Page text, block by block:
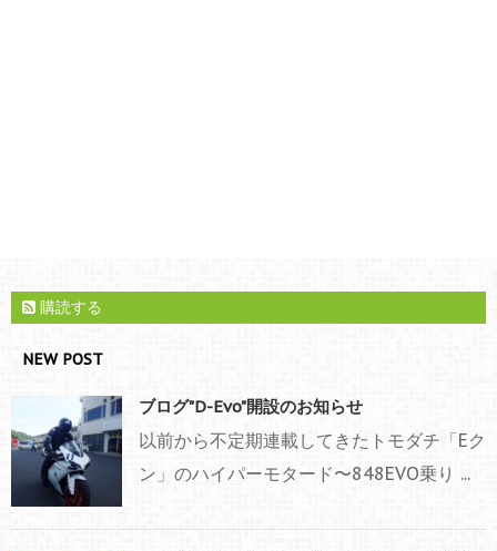
購読する
NEW POST
ブログ"D-Evo"開設のお知らせ
以前から不定期連載してきたトモダチ「Eク
ン」のハイパーモタード〜848EVO乗り ...